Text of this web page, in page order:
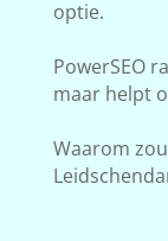
optie.
PowerSEO
maar helpt
Waarom